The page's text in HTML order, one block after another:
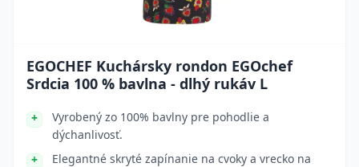
EGOCHEF Kuchársky rondon EGOchef
Srdcia 100 % bavlna - dlhý rukáv L
Vyrobený zo 100% bavlny pre pohodlie a
dýchanlivosť.
Elegantné skryté zapínanie na cvoky a vrecko na